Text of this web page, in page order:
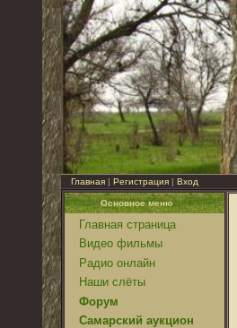
Главная | Регистрация | Вход
Основное меню
Главная страница
Видео фильмы
Радио онлайн
Наши слёты
Форум
Самарский аукцион